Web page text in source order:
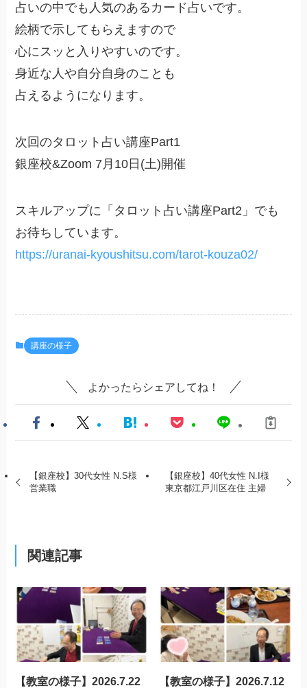
占いの中でも人気のあるカード占いです。
絵柄で示してもらえますので
心にスッと入りやすいのです。
身近な人や自分自身のことも
占えるようになります。
次回のタロット占い講座Part1
銀座校&Zoom 7月10日(土)開催
スキルアップに「タロット占い講座Part2」でも
お待ちしています。
https://uranai-kyoushitsu.com/tarot-kouza02/
講座の様子
よかったらシェアしてね！
【銀座校】30代女性 N.S様
営業職
【銀座校】40代女性 N.I様
東京都江戸川区在住 主婦
関連記事
【教室の様子】2026.7.22
【教室の様子】2026.7.12